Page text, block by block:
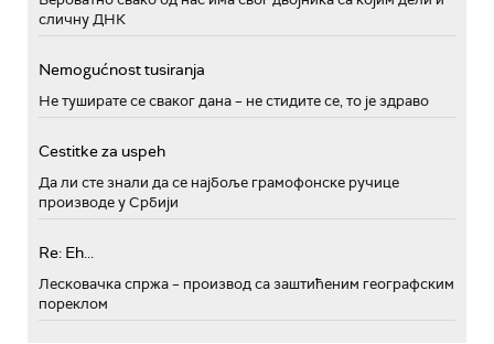
сличну ДНК
Nemogućnost tusiranja
Не туширате се сваког дана – не стидите се, то је здраво
Cestitke za uspeh
Да ли сте знали да се најбоље грамофонске ручице
производе у Србији
Re: Eh...
Лесковачка спржа – производ са заштићеним географским
пореклом